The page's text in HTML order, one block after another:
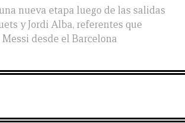
nueva etapa luego de las salidas
y Jordi Alba, referentes que
desde el Barcelona